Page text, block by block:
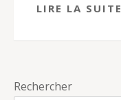
LIRE LA SUITE
Rechercher